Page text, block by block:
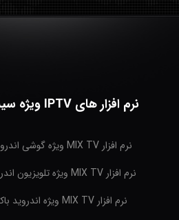
نرم افزار های IPTV ویژه سیستم عامل اندروید
نرم افزار MIX TV ویژه گوشی اندرویدی اختصاصی IPTV
نرم افزار MIX TV ویژه تلویزیون اندرویدی اختصاصی IPTV
نرم افزار MIX TV ویژه اندروید باکس اختصاصی IPTV